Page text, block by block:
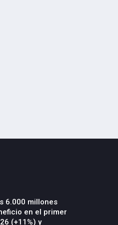
6.000 millones
en el primer
(+11%) y